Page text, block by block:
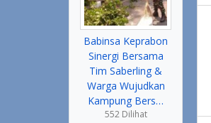
Babinsa Keprabon
Sinergi Bersama
Tim Saberling &
Warga Wujudkan
Kampung Bers…
552 Dilihat